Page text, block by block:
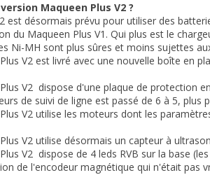
Maqueen Plus V2 ?
est désormais prévu pour utiliser des
du Maqueen Plus V1. Qui plus est le
Ni-MH sont plus sûres et moins sujettes
V2 est livré avec une nouvelle boîte en
V2 dispose d'une plaque de protection
de suivi de ligne est passé de 6 à 5,
V2 utilise les moteurs dont les
V2 utilise désormais un capteur à
V2 dispose de 4 leds RVB sur la base
de l'encodeur magnétique qui n'était